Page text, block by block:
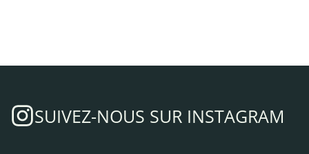
SUIVEZ-NOUS SUR INSTAGRAM